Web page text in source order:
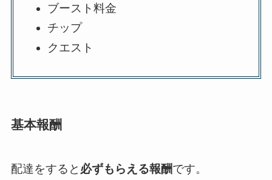
ブースト料金
チップ
クエスト
基本報酬
配達をすると 必ずもらえる報酬です。